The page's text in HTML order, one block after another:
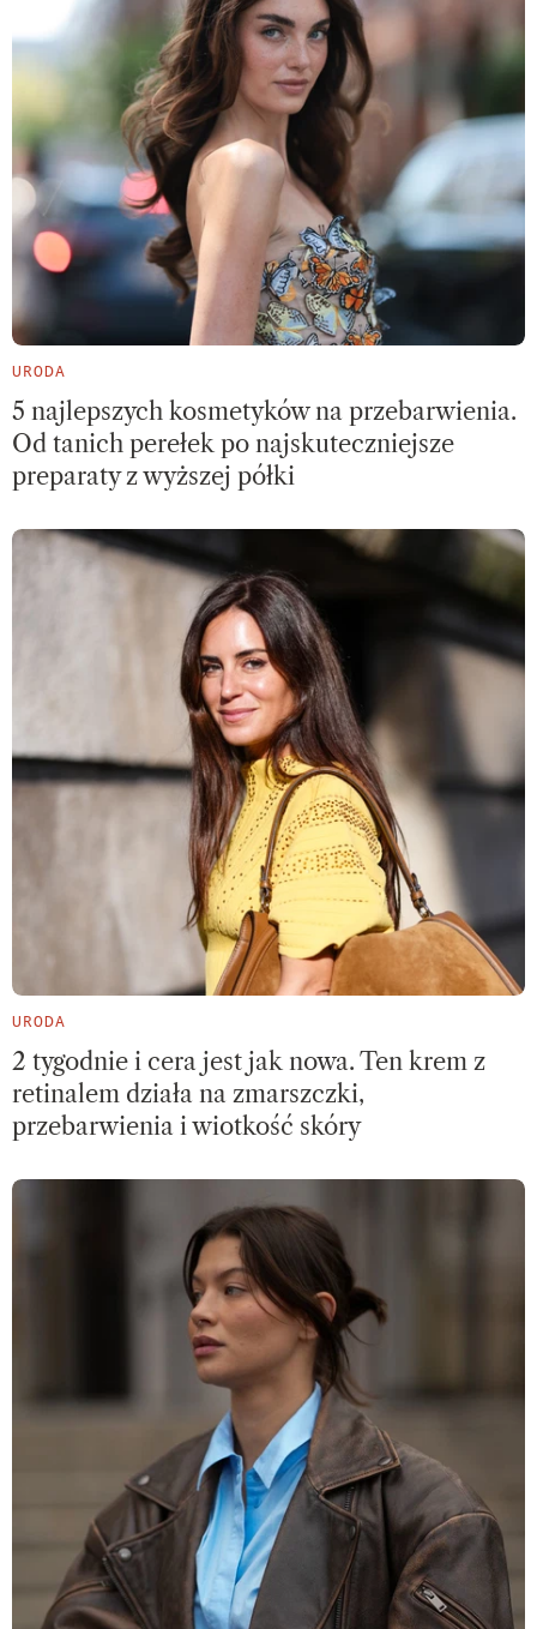
URODA
5 najlepszych kosmetyków na przebarwienia.
Od tanich perełek po najskuteczniejsze
preparaty z wyższej półki
URODA
2 tygodnie i cera jest jak nowa. Ten krem z
retinalem działa na zmarszczki,
przebarwienia i wiotkość skóry